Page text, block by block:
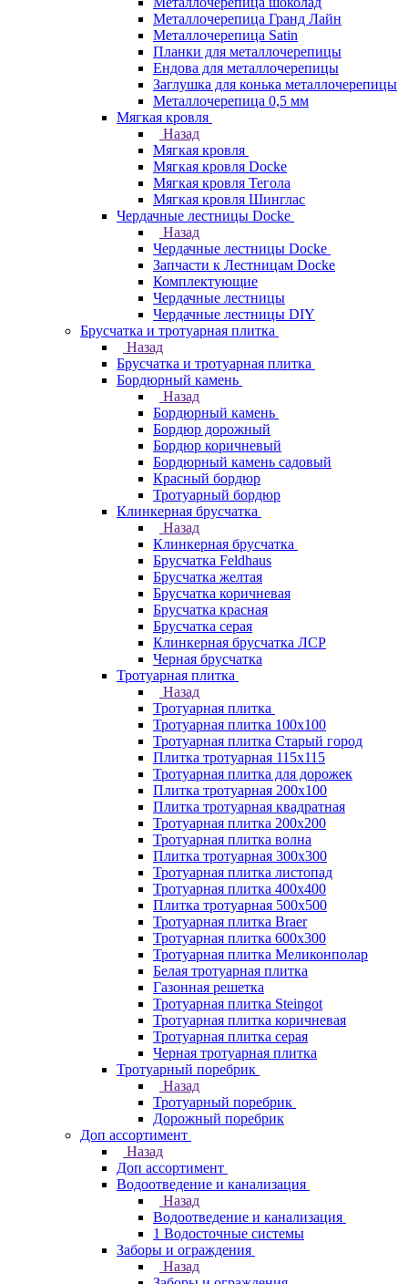
Металлочерепица Гранд Лайн
Металлочерепица Satin
Планки для металлочерепицы
Ендова для металлочерепицы
Заглушка для конька металлочерепицы
Металлочерепица 0,5 мм
Мягкая кровля
Назад
Мягкая кровля
Мягкая кровля Docke
Мягкая кровля Тегола
Мягкая кровля Шинглас
Чердачные лестницы Docke
Назад
Чердачные лестницы Docke
Запчасти к Лестницам Docke
Комплектующие
Чердачные лестницы
Чердачные лестницы DIY
Брусчатка и тротуарная плитка
Назад
Брусчатка и тротуарная плитка
Бордюрный камень
Назад
Бордюрный камень
Бордюр дорожный
Бордюр коричневый
Бордюрный камень садовый
Красный бордюр
Тротуарный бордюр
Клинкерная брусчатка
Назад
Клинкерная брусчатка
Брусчатка Feldhaus
Брусчатка желтая
Брусчатка коричневая
Брусчатка красная
Брусчатка серая
Клинкерная брусчатка ЛСР
Черная брусчатка
Тротуарная плитка
Назад
Тротуарная плитка
Тротуарная плитка 100x100
Тротуарная плитка Старый город
Плитка тротуарная 115x115
Тротуарная плитка для дорожек
Плитка тротуарная 200х100
Плитка тротуарная квадратная
Тротуарная плитка 200х200
Тротуарная плитка волна
Плитка тротуарная 300х300
Тротуарная плитка листопад
Тротуарная плитка 400х400
Плитка тротуарная 500x500
Тротуарная плитка Braer
Тротуарная плитка 600х300
Тротуарная плитка Меликонполар
Белая тротуарная плитка
Газонная решетка
Тротуарная плитка Steingot
Тротуарная плитка коричневая
Тротуарная плитка серая
Черная тротуарная плитка
Тротуарный поребрик
Назад
Тротуарный поребрик
Дорожный поребрик
Доп ассортимент
Назад
Доп ассортимент
Водоотведение и канализация
Назад
Водоотведение и канализация
1 Водосточные системы
Заборы и ограждения
Назад